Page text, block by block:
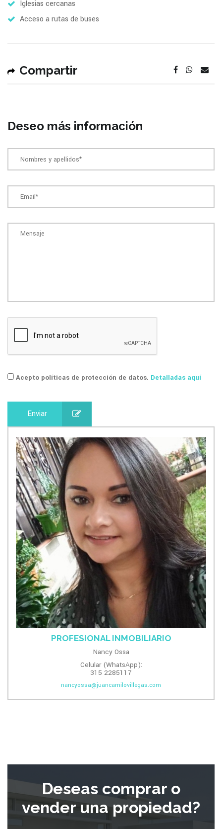
Iglesias cercanas
Acceso a rutas de buses
Compartir
Deseo más información
Acepto políticas de protección de datos. Detalladas aquí
Enviar
PROFESIONAL INMOBILIARIO
Nancy Ossa
Celular (WhatsApp):
315 2285117
nancyossa@juancamilovillegas.com
Deseas comprar o
vender una propiedad?